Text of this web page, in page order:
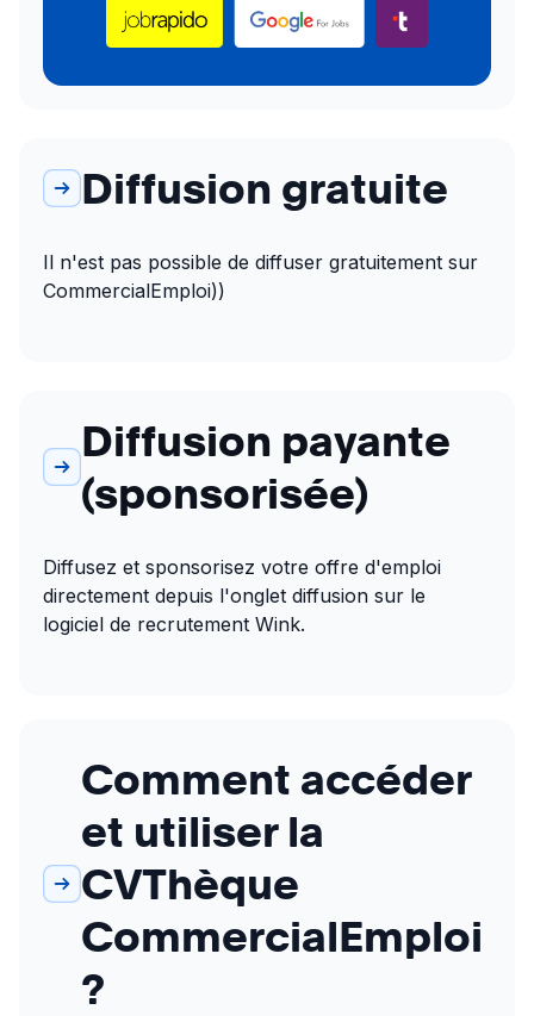
Diffusion gratuite
Il n'est pas possible de diffuser gratuitement sur
CommercialEmploi))
Diffusion payante
(sponsorisée)
Diffusez et sponsorisez votre offre d'emploi
directement depuis l'onglet diffusion sur le
logiciel de recrutement Wink.
Comment accéder
et utiliser la
CVThèque
CommercialEmploi
?